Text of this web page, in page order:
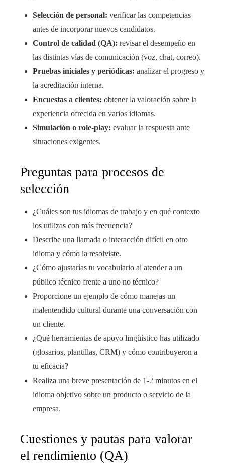
Selección de personal: verificar las competencias
antes de incorporar nuevos candidatos.
Control de calidad (QA): revisar el desempeño en
las distintas vías de comunicación (voz, chat, correo).
Pruebas iniciales y periódicas: analizar el progreso y
la acreditación interna.
Encuestas a clientes: obtener la valoración sobre la
experiencia ofrecida en varios idiomas.
Simulación o role-play: evaluar la respuesta ante
situaciones exigentes.
Preguntas para procesos de
selección
¿Cuáles son tus idiomas de trabajo y en qué contexto
los utilizas con más frecuencia?
Describe una llamada o interacción difícil en otro
idioma y cómo la resolviste.
¿Cómo ajustarías tu vocabulario al atender a un
público técnico frente a uno no técnico?
Proporcione un ejemplo de cómo manejas un
malentendido cultural durante una conversación con
un cliente.
¿Qué herramientas de apoyo lingüístico has utilizado
(glosarios, plantillas, CRM) y cómo contribuyeron a
tu eficacia?
Realiza una breve presentación de 1-2 minutos en el
idioma objetivo sobre un producto o servicio de la
empresa.
Cuestiones y pautas para valorar
el rendimiento (QA)